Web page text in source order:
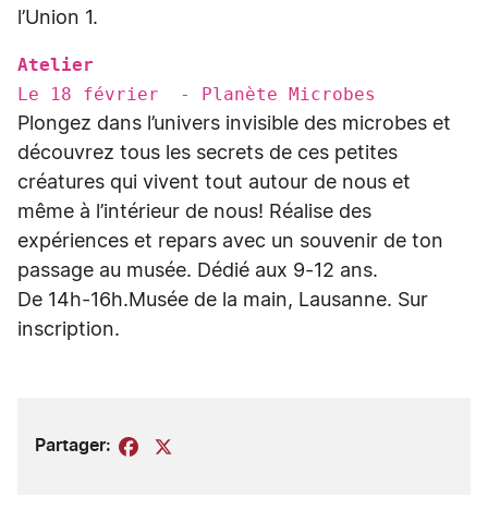
l’Union 1.
Atelier
Le 18 février - Planète Microbes
Plongez dans l’univers invisible des microbes et
découvrez tous les secrets de ces petites
créatures qui vivent tout autour de nous et
même à l’intérieur de nous! Réalise des
expériences et repars avec un souvenir de ton
passage au musée. Dédié aux 9-12 ans.
De 14h-16h.Musée de la main, Lausanne. Sur
inscription.
Partager: Facebook